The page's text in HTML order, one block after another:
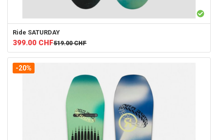
Ride SATURDAY
399.00 CHF519.00 CHF
-20%